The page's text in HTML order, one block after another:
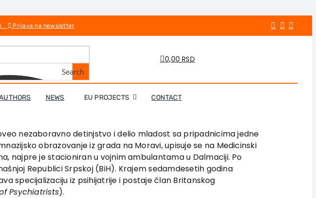
Prijava na newsletter
Search
0,00 RSD
NEWS EU PROJECTS CONTACT
nezaboravno detinjstvo i delio mladost sa pripadnicima jedne
obrazovanje iz grada na Moravi, upisuje se na Medicinski
najpre je stacioniran u vojnim ambulantama u Dalmaciji. Po
Republici Srpskoj (BiH). Krajem sedamdesetih godina
specijalizaciju iz psihijatrije i postaje član Britanskog
Psychiatrists).